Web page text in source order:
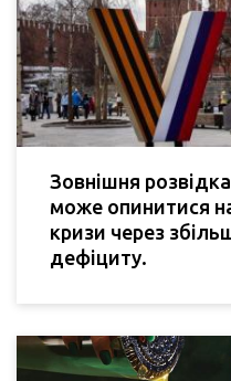
Зовнішня
може опинитися
кризи через
дефіциту.